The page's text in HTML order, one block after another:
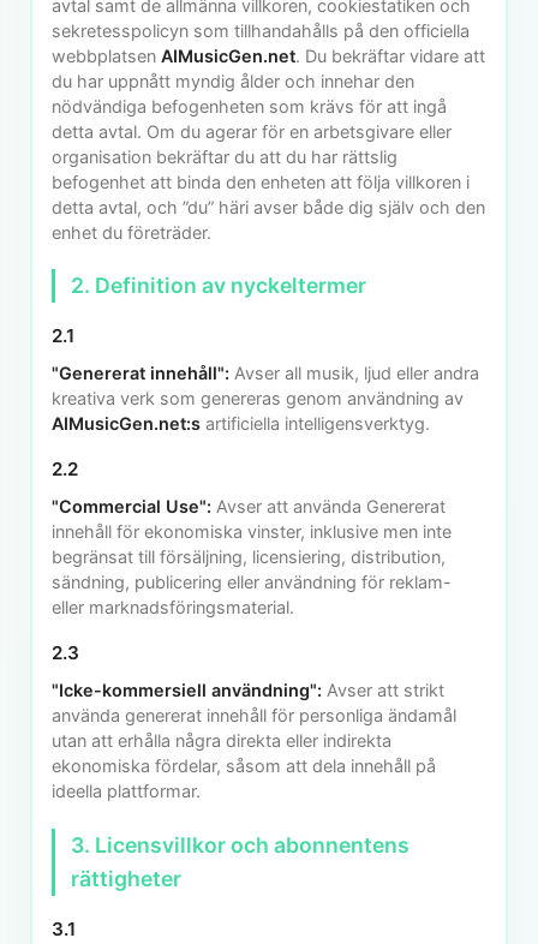
avtal samt de allmänna villkoren, cookiestatiken och
sekretesspolicyn som tillhandahålls på den officiella
webbplatsen AIMusicGen.net. Du bekräftar vidare att
du har uppnått myndig ålder och innehar den
nödvändiga befogenheten som krävs för att ingå
detta avtal. Om du agerar för en arbetsgivare eller
organisation bekräftar du att du har rättslig
befogenhet att binda den enheten att följa villkoren i
detta avtal, och ”du” häri avser både dig själv och den
enhet du företräder.
2. Definition av nyckeltermer
2.1
"Genererat innehåll": Avser all musik, ljud eller andra
kreativa verk som genereras genom användning av
AIMusicGen.net:s artificiella intelligensverktyg.
2.2
"Commercial Use": Avser att använda Genererat
innehåll för ekonomiska vinster, inklusive men inte
begränsat till försäljning, licensiering, distribution,
sändning, publicering eller användning för reklam-
eller marknadsföringsmaterial.
2.3
"Icke-kommersiell användning": Avser att strikt
använda genererat innehåll för personliga ändamål
utan att erhålla några direkta eller indirekta
ekonomiska fördelar, såsom att dela innehåll på
ideella plattformar.
3. Licensvillkor och abonnentens
rättigheter
3.1